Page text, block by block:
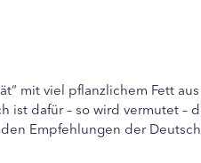
mit viel pflanzlichem Fett
ist dafür – so wird vermutet
Empfehlungen der